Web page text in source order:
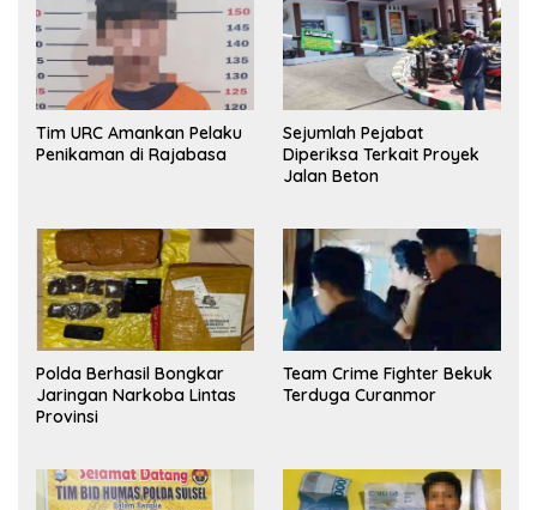
Tim URC Amankan Pelaku
Penikaman di Rajabasa
Sejumlah Pejabat
Diperiksa Terkait Proyek
Jalan Beton
Polda Berhasil Bongkar
Jaringan Narkoba Lintas
Provinsi
Team Crime Fighter Bekuk
Terduga Curanmor